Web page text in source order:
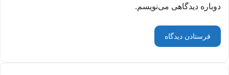
دوباره دیدگاهی می‌نویسم.